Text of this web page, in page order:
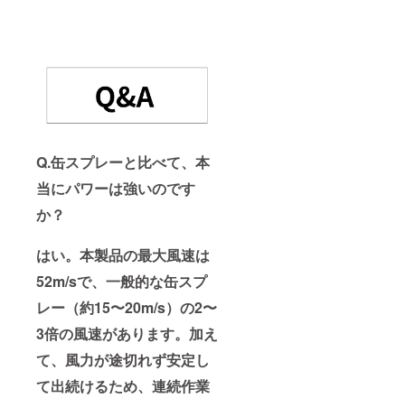
Q.缶スプレーと比べて、本
当にパワーは強いのです
か？
はい。本製品の最大風速は
52m/sで、一般的な缶スプ
レー（約15〜20m/s）の2〜
3倍の風速があります。加え
て、風力が途切れず安定し
て出続けるため、連続作業